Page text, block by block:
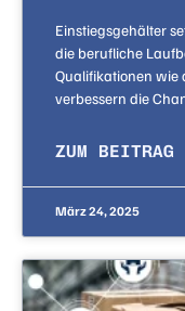
Einstiegsgehälter
die berufliche
Qualifikationen
verbessern die
ZUM BEITRAG
März 24, 2025